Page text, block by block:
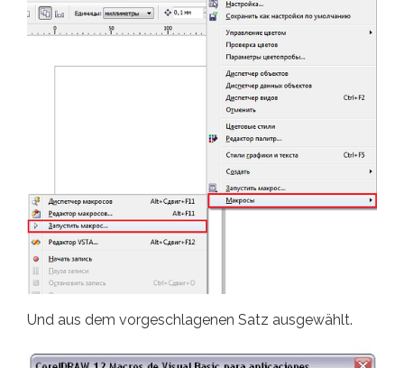
Und aus dem vorgeschlagenen Satz ausgewählt.